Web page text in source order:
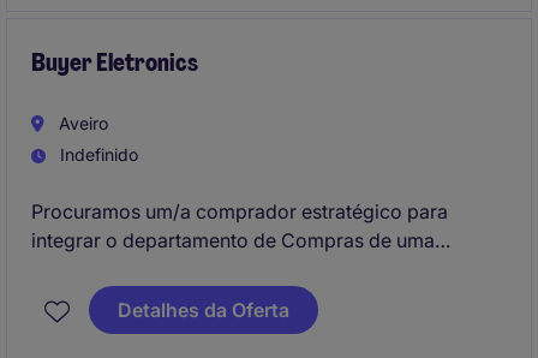
Buyer Eletronics
Aveiro
Indefinido
Procuramos um/a comprador estratégico para
integrar o departamento de Compras de uma
profissional será responsável pela gestão
estratégica de compras, garantindo a otimização de
Detalhes da Oferta